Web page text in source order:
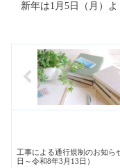
新年は1月5日（月）よ
工事による通行規制のお知ら
日～令和8年3月13日）